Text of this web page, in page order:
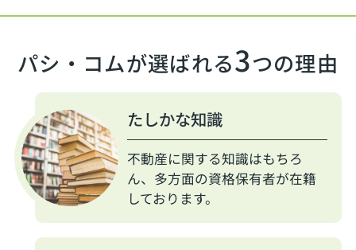
パシ・コムが選ばれる3つの理由
たしかな知識
不動産に関する知識はもちろ
ん、多方面の資格保有者が在籍
しております。